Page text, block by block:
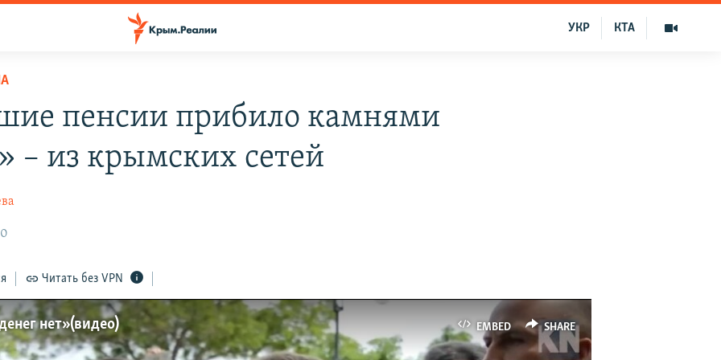
КТА
УКР
пенсии прибило камнями
– из крымских сетей
Читать без VPN
EMBED SHARE
нет» (видео)